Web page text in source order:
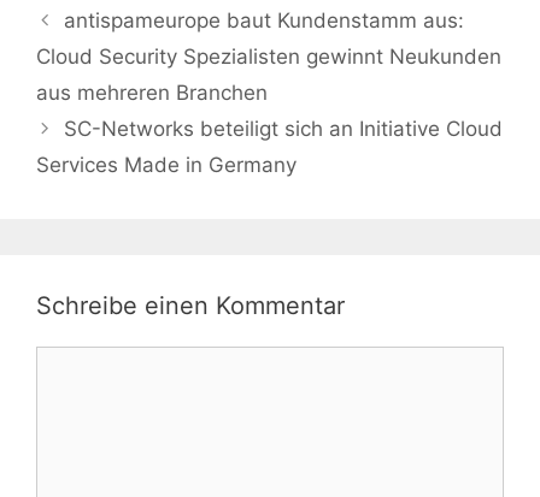
antispameurope baut Kundenstamm aus:
Cloud Security Spezialisten gewinnt Neukunden
aus mehreren Branchen
SC-Networks beteiligt sich an Initiative Cloud
Services Made in Germany
Schreibe einen Kommentar